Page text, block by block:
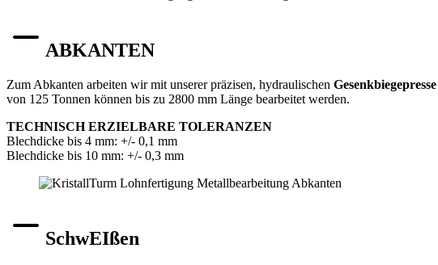
ABKANTEN
Zum Abkanten arbeiten wir mit unserer präzisen, hydraulischen
von 125 Tonnen können bis zu 2800 mm Länge bearbeitet werden.
TECHNISCH ERZIELBARE TOLERANZEN
Blechdicke bis 4 mm: +/- 0,1 mm
Blechdicke bis 10 mm: +/- 0,3 mm
SchwEIßen